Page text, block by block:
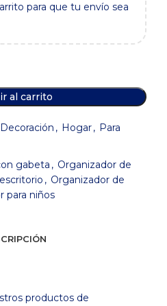
para que tu envío sea
al carrito
Decoración , Hogar, Para
gabeta , Organizador de
, Organizador de
para niños
productos de